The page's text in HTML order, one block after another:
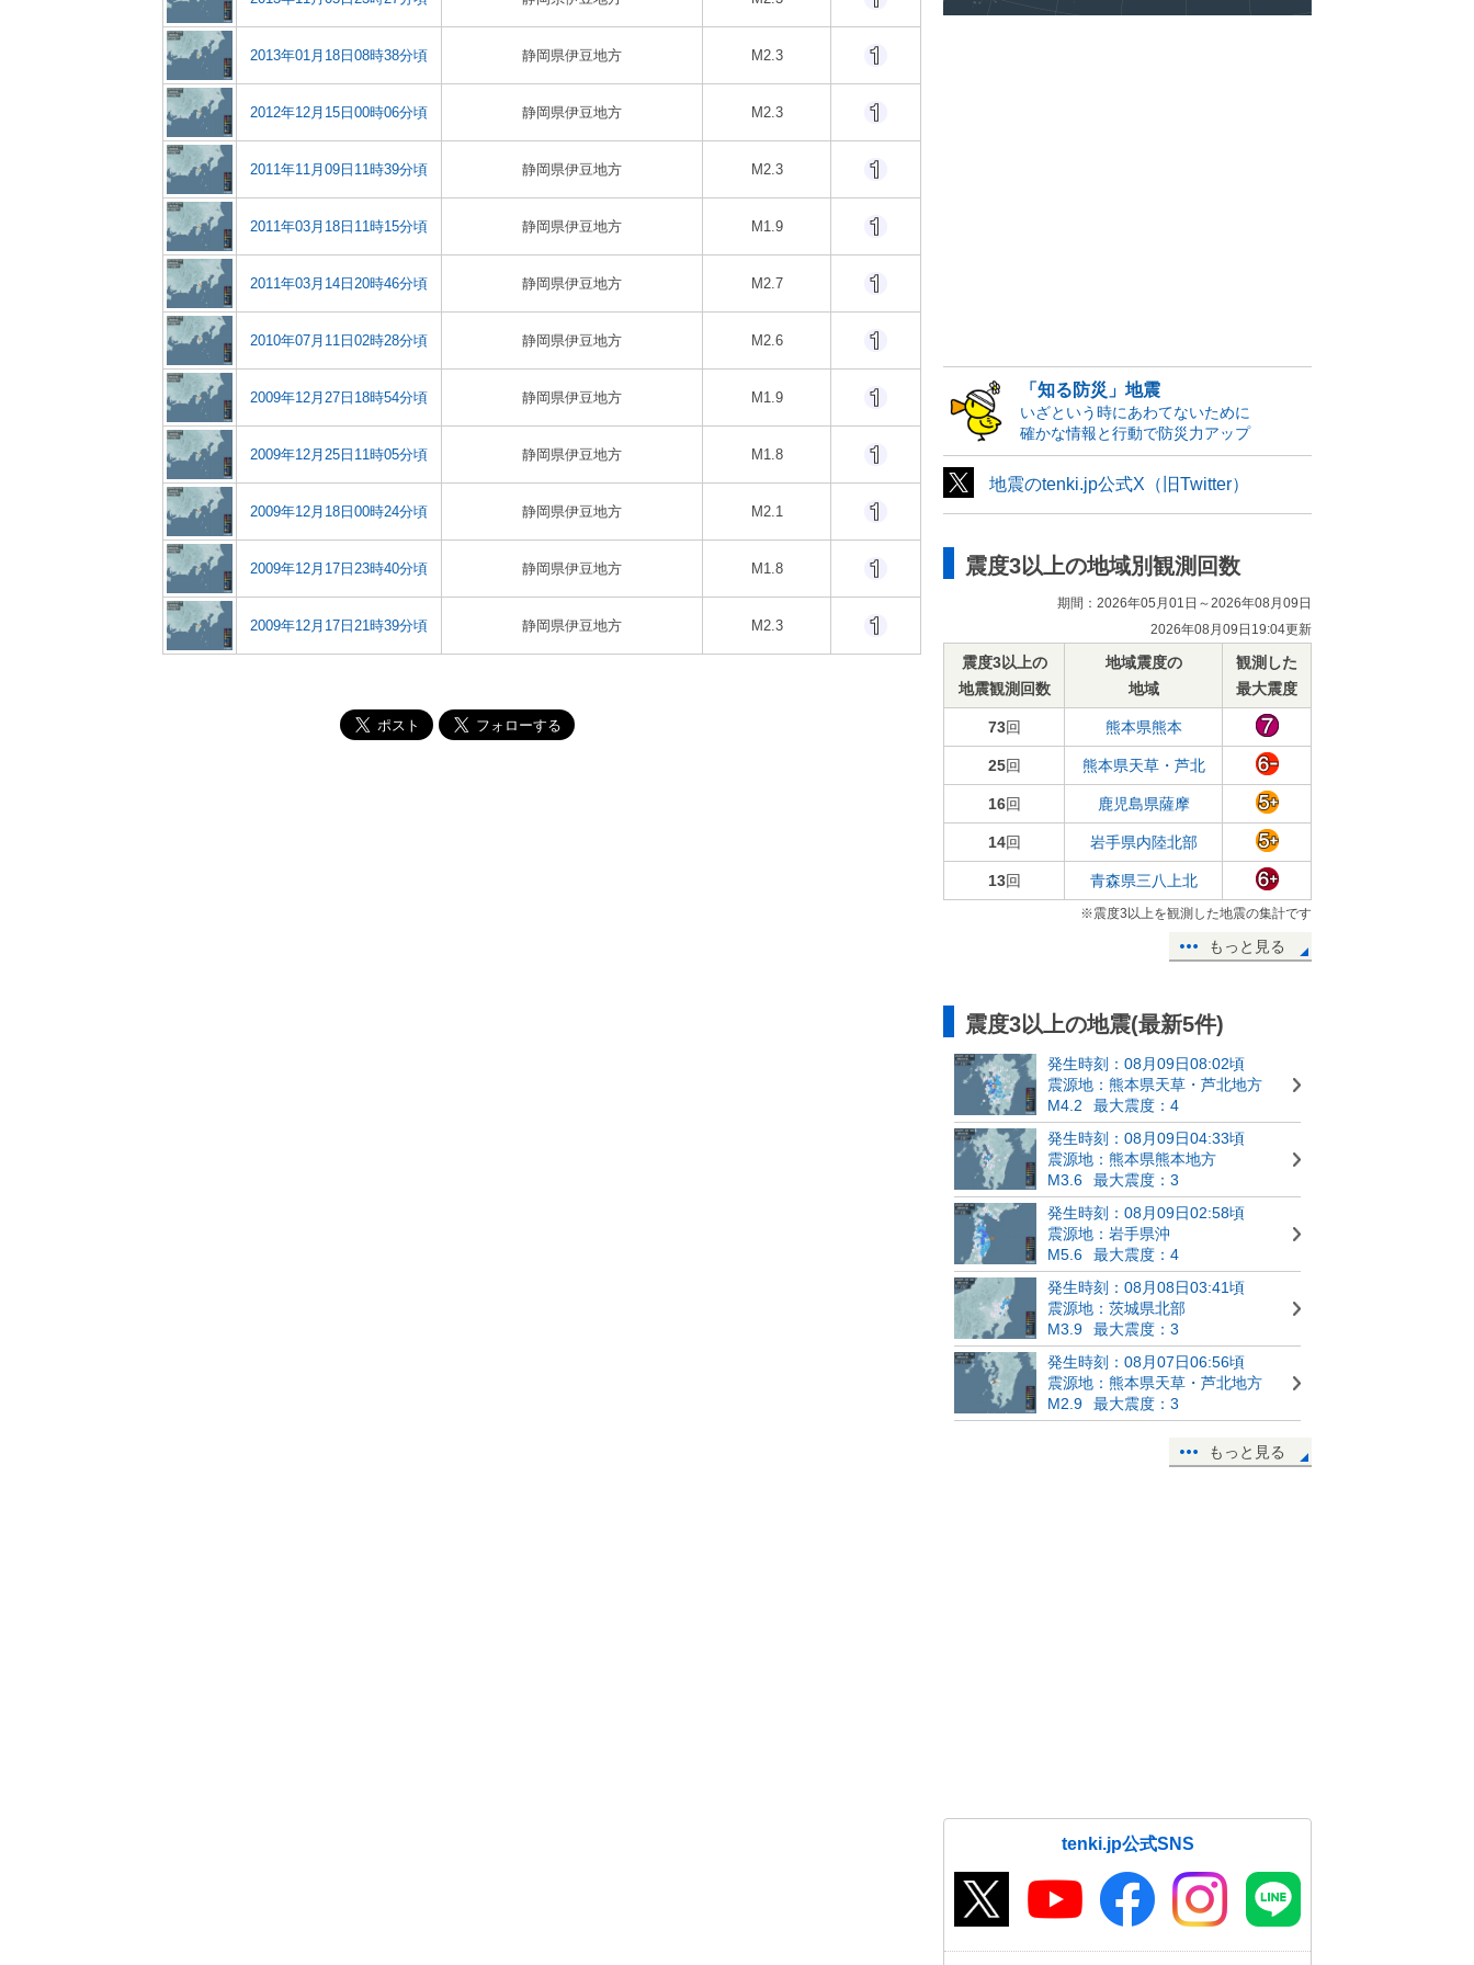
2013年01月18日08時38分頃 静岡県伊豆地方 M2.3
2012年12月15日00時06分頃 静岡県伊豆地方 M2.3
2011年11月09日11時39分頃 静岡県伊豆地方 M2.3
2011年03月18日11時15分頃 静岡県伊豆地方 M1.9
2011年03月14日20時46分頃 静岡県伊豆地方 M2.7
2010年07月11日02時28分頃 静岡県伊豆地方 M2.6
2009年12月27日18時54分頃 静岡県伊豆地方 M1.9
2009年12月25日11時05分頃 静岡県伊豆地方 M1.8
2009年12月18日00時24分頃 静岡県伊豆地方 M2.1
2009年12月17日23時40分頃 静岡県伊豆地方 M1.8
2009年12月17日21時39分頃 静岡県伊豆地方 M2.3
「知る防災」地震
いざという時にあわてないために
確かな情報と行動で防災力アップ
地震のtenki.jp公式X（旧Twitter）
震度3以上の地域別観測回数
期間：2026年05月01日～2026年08月09日
2026年08月09日19:04更新
震度3以上の
地震観測回数
地域震度の
地域
観測した
最大震度
73回 熊本県熊本
25回 熊本県天草・芦北
16回 鹿児島県薩摩
14回 岩手県内陸北部
13回 青森県三八上北
※震度3以上を観測した地震の集計です
もっと見る
震度3以上の地震(最新5件)
発生時刻：08月09日08:02頃
震源地：熊本県天草・芦北地方
M4.2
最大震度：4
発生時刻：08月09日04:33頃
震源地：熊本県熊本地方
M3.6
最大震度：3
発生時刻：08月09日02:58頃
震源地：岩手県沖
M5.6
最大震度：4
発生時刻：08月08日03:41頃
震源地：茨城県北部
M3.9
最大震度：3
発生時刻：08月07日06:56頃
震源地：熊本県天草・芦北地方
M2.9
最大震度：3
もっと見る
tenki.jp公式SNS